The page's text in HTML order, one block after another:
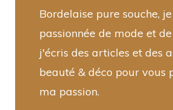
Bordelaise pure souche,
passionnée de mode et
j'écris des articles et des
beauté & déco pour vous
ma passion.